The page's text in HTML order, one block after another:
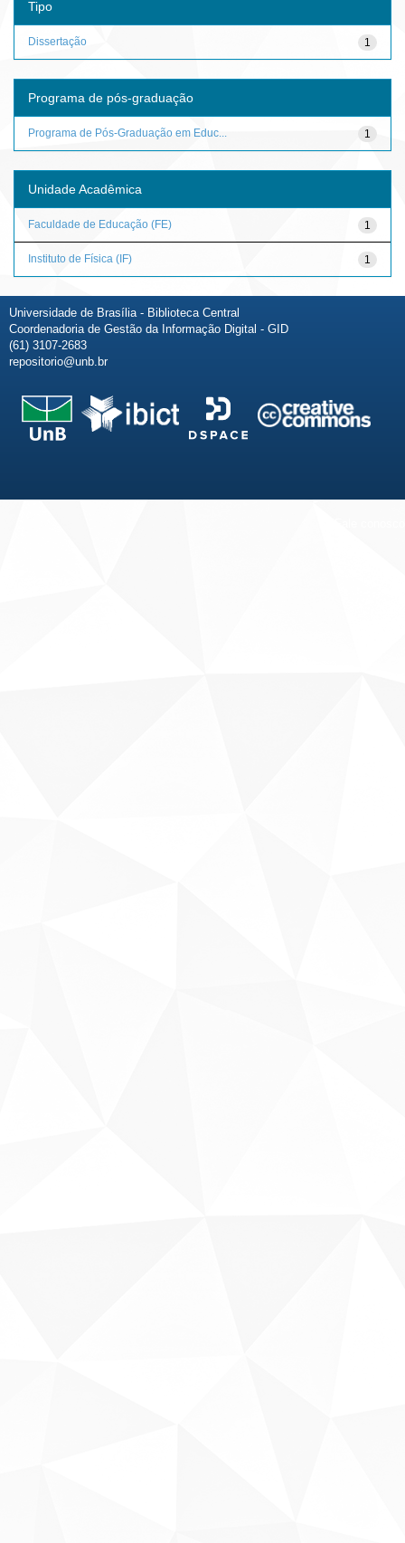
Tipo
1
Dissertação
Programa de pós-graduação
1
Programa de Pós-Graduação em Educ...
Unidade Acadêmica
1
Faculdade de Educação (FE)
1
Instituto de Física (IF)
Universidade de Brasília - Biblioteca Central
Coordenadoria de Gestão da Informação Digital - GID
(61) 3107-2683
repositorio@unb.br